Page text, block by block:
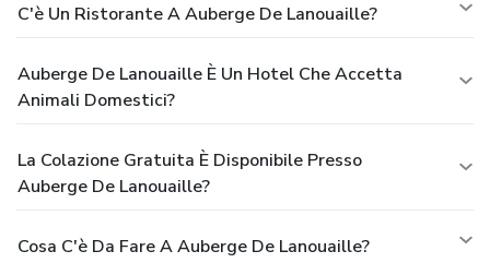
C'è Un Ristorante A Auberge De Lanouaille?
Auberge De Lanouaille È Un Hotel Che Accetta
Animali Domestici?
La Colazione Gratuita È Disponibile Presso
Auberge De Lanouaille?
Cosa C'è Da Fare A Auberge De Lanouaille?